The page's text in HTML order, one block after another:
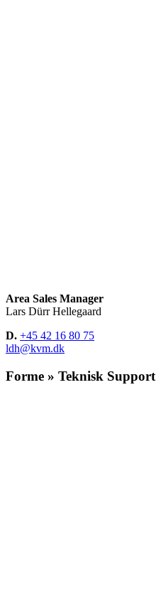
Area Sales Manager
Lars Dürr Hellegaard
D. +45 42 16 80 75
ldh@kvm.dk
Forme » Teknisk Support